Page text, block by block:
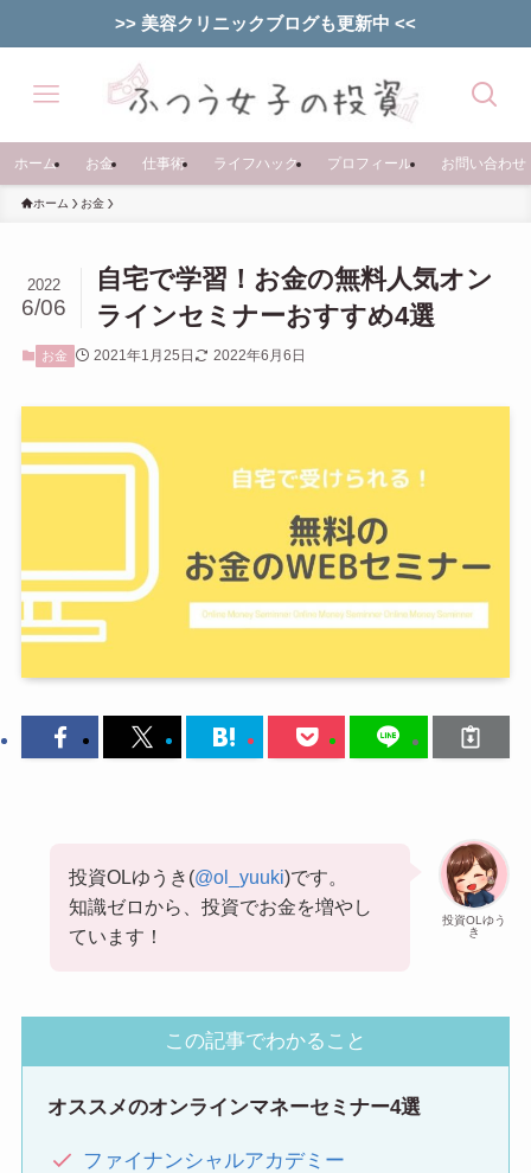
>> 美容クリニックブログも更新中 <<
ホーム お金 仕事術 ライフハック プロフィール お問い合わせ
ホーム お金
自宅で学習！お金の無料人気オン
ラインセミナーおすすめ4選
2022
6/06
お金 2021年1月25日 2022年6月6日
投資OLゆう
き
投資OLゆうき(@ol_yuuki)です。
知識ゼロから、投資でお金を増やし
ています！
この記事でわかること
オススメのオンラインマネーセミナー4選
ファイナンシャルアカデミー